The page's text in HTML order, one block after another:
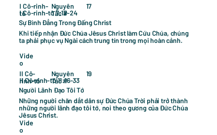
I Cô-rinh-
tô
Sự Bình Đẳng Trong Đấng Christ
I Cô-rinh-tô 7:17-24
Nguyên
Tắc #
17
Khi tiếp nhận Đức Chúa Jêsus Christ làm Cứu Chúa, chúng
ta phải phục vụ Ngài cách trung tín trong mọi hoàn cảnh.
Vide
o
II Cô-
rinh-tô
Người Lãnh Đạo Tôi Tớ
II Cô-rinh-tô 11:16-33
Nguyên
Tắc #
19
Những người chăn dắt dân sự Đức Chúa Trời phải trở thành
những người lãnh đạo tôi tớ, noi theo gương của Đức Chúa
Jêsus Christ.
Vide
o